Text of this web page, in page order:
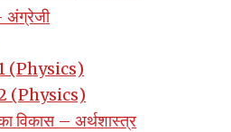
1 (Physics)
2 (Physics)
विकास – अर्थशास्त्र